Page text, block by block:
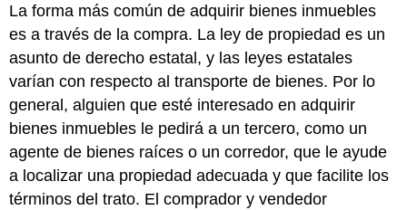
La forma más común de adquirir bienes inmuebles
es a través de la compra. La ley de propiedad es un
asunto de derecho estatal, y las leyes estatales
varían con respecto al transporte de bienes. Por lo
general, alguien que esté interesado en adquirir
bienes inmuebles le pedirá a un tercero, como un
agente de bienes raíces o un corredor, que le ayude
a localizar una propiedad adecuada y que facilite los
términos del trato. El comprador y vendedor